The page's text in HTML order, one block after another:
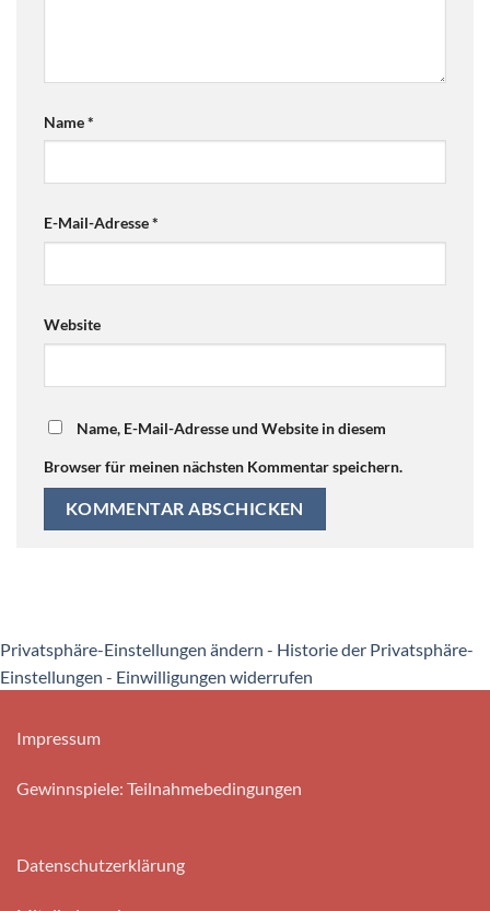
Name*
E-Mail-Adresse*
Website
Name, E-Mail-Adresse und Website in diesem
Browser für meinen nächsten Kommentar speichern.
Privatsphäre-Einstellungen ändern - Historie der Privatsphäre-
Einstellungen - Einwilligungen widerrufen
Impressum
Gewinnspiele: Teilnahmebedingungen
Datenschutzerklärung